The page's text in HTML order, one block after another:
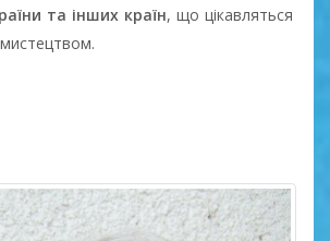
та інших країн, що цікавляться